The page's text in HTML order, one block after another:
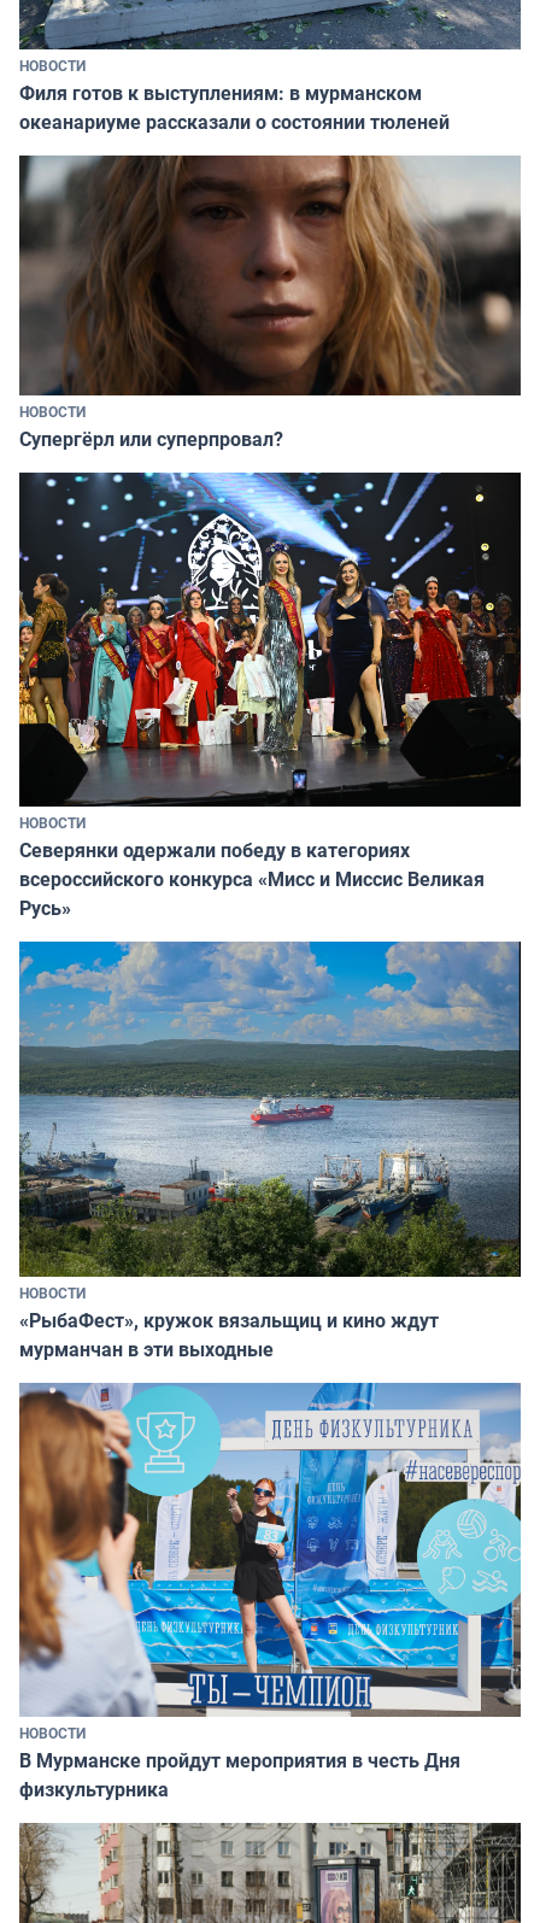
НОВОСТИ
Филя готов к выступлениям: в мурманском
океанариуме рассказали о состоянии тюленей
НОВОСТИ
Супергёрл или суперпровал?
НОВОСТИ
Северянки одержали победу в категориях
всероссийского конкурса «Мисс и Миссис Великая
Русь»
НОВОСТИ
«РыбаФест», кружок вязальщиц и кино ждут
мурманчан в эти выходные
НОВОСТИ
В Мурманске пройдут мероприятия в честь Дня
физкультурника